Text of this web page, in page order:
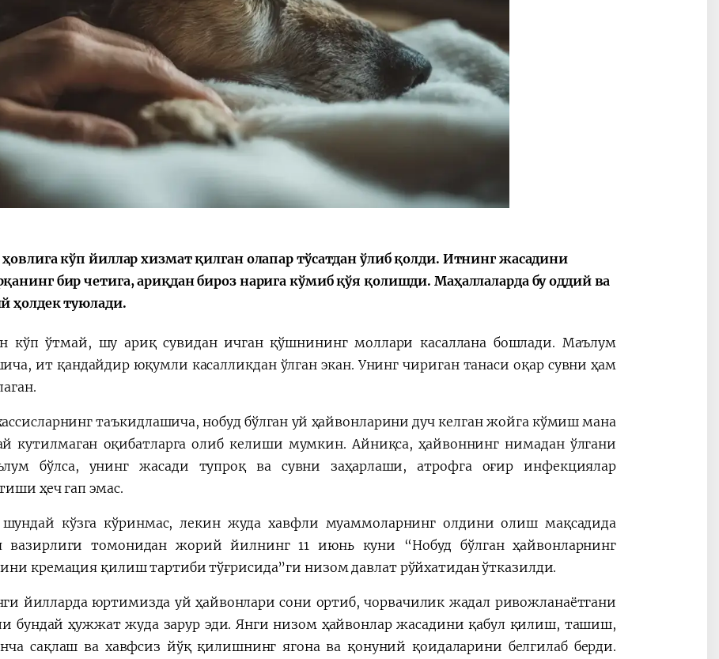
Қарор ва ижро
“Ўзбекистон – 2030”
стратегияси
Президент Шавкат
Мирзиёев
видеоселектор
йиғилишлари
ҳовлига кўп йиллар хизмат қилган олапар тўсатдан ўлиб қолди. Итнинг жасадини
бир четига, ариқдан бироз нарига кўмиб қўя қолишди. Маҳаллаларда бу оддий ва
ҳолдек туюлади.
кўп ўтмай, шу ариқ сувидан ичган қўшнининг моллари касаллана бошлади. Маълум
ит қандайдир юқумли касалликдан ўлган экан. Унинг чириган танаси оқар сувни ҳам
таъкидлашича, нобуд бўлган уй ҳайвонларини дуч келган жойга кўмиш мана
кутилмаган оқибатларга олиб келиши мумкин. Айниқса, ҳайвоннинг нимадан ўлгани
бўлса, унинг жасади тупроқ ва сувни заҳарлаши, атрофга оғир инфекциялар
ҳеч гап эмас.
кўзга кўринмас, лекин жуда хавфли муаммоларнинг олдини олиш мақсадида
вазирлиги томонидан жорий йилнинг 11 июнь куни “Нобуд бўлган ҳайвонларнинг
кремация қилиш тартиби тўғрисида”ги низом давлат рўйхатидан ўтказилди.
йилларда юртимизда уй ҳайвонлари сони ортиб, чорвачилик жадал ривожланаётгани
бундай ҳужжат жуда зарур эди. Янги низом ҳайвонлар жасадини қабул қилиш, ташиш,
сақлаш ва хавфсиз йўқ қилишнинг ягона ва қонуний қоидаларини белгилаб берди.